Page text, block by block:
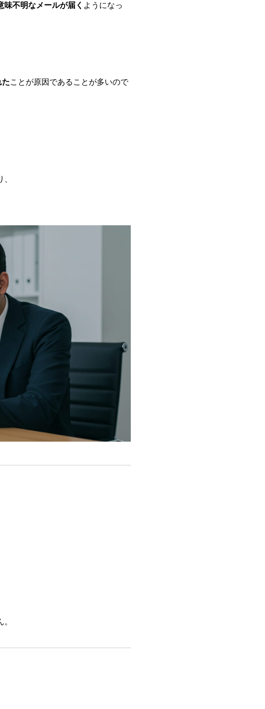
不明なメールが届く ようになっ
たことが原因であることが多いので